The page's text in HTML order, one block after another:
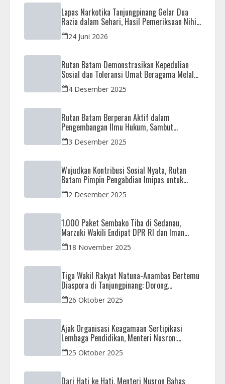
Lapas Narkotika Tanjungpinang Gelar Dua
Razia dalam Sehari, Hasil Pemeriksaan Nihil
Barang Terlarang
24 Juni 2026
Rutan Batam Demonstrasikan Kepedulian
Sosial dan Toleransi Umat Beragama Melalui
Doa Bersama Korban Bencana
4 Desember 2025
Rutan Batam Berperan Aktif dalam
Pengembangan Ilmu Hukum, Sambut
Kunjungan Observasi Mahasiswa UIB
3 Desember 2025
Wujudkan Kontribusi Sosial Nyata, Rutan
Batam Pimpin Pengabdian Imipas untuk
Negeri di Masjid Syahrom Ba’dawi
2 Desember 2025
1.000 Paket Sembako Tiba di Sedanau,
Marzuki Wakili Endipat DPR RI dan Iman
Sutiawan Kawal Reses di Natuna
18 November 2025
Tiga Wakil Rakyat Natuna-Anambas Bertemu
Diaspora di Tanjungpinang: Dorong
Pemekaran Provinsi dan Jamin Pemerataan
Pembangunan
26 Oktober 2025
Ajak Organisasi Keagamaan Sertipikasi
Lembaga Pendidikan, Menteri Nusron:
Sebagai Early Warning System
25 Oktober 2025
Dari Hati ke Hati, Menteri Nusron Bahas